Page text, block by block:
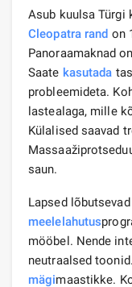
Asub kuulsa Türgi
Cleopatra rand on
Panoraamaknad
Saate kasutada
probleemideta.
lastealaga, mille
Külalised saavad
saun.
Lapsed
meelelahutus
mööbel. Nende
neutraalsed
mägimaastikke.